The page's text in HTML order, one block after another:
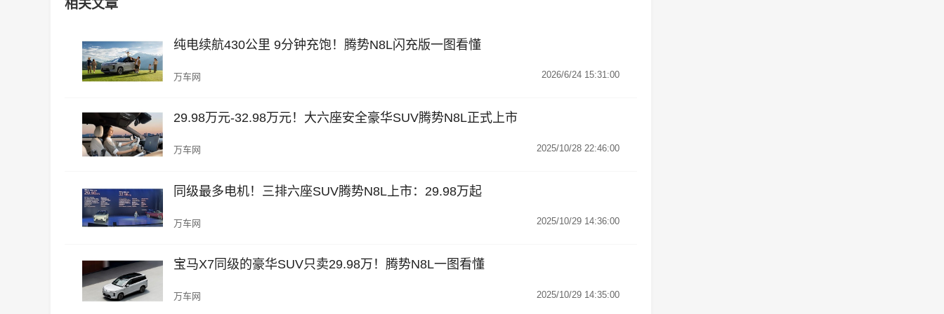
相关文章
纯电续航430公里 9分钟充饱！腾势N8L闪充版一图看懂
万车网 2026/6/24 15:31:00
29.98万元-32.98万元！大六座安全豪华SUV腾势N8L正式上市
万车网 2025/10/28 22:46:00
同级最多电机！三排六座SUV腾势N8L上市：29.98万起
万车网 2025/10/29 14:36:00
宝马X7同级的豪华SUV只卖29.98万！腾势N8L一图看懂
万车网 2025/10/29 14:35:00